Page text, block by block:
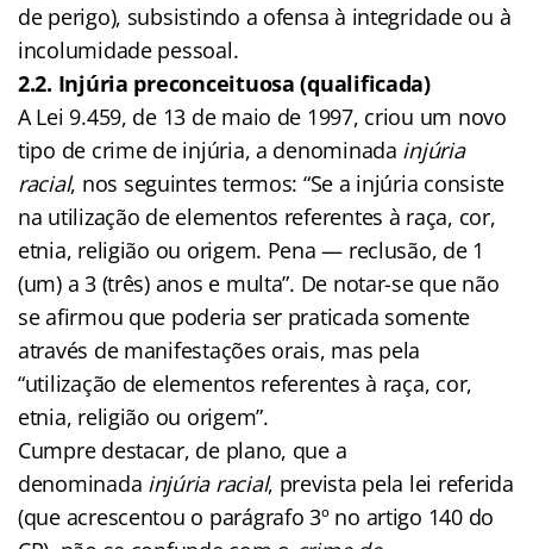
de perigo), subsistindo a ofensa à integridade ou à
incolu­midade pessoal.
2.2. Injúria preconceituosa (qualificada)
A Lei 9.459, de 13 de maio de 1997, criou um novo
tipo de crime de injúria, a denominada injúria
racial, nos seguintes termos: “Se a injúria consiste
na utilização de elementos referentes à raça, cor,
etnia, religião ou origem. Pena — reclusão, de 1
(um) a 3 (três) anos e multa”. De notar-se que não
se afirmou que poderia ser praticada somente
através de manifestações orais, mas pela
“utilização de elementos referentes à raça, cor,
etnia, religião ou origem”.
Cumpre destacar, de plano, que a
denominada injúria racial, prevista pela lei referida
(que acrescentou o parágrafo 3º no artigo 140 do